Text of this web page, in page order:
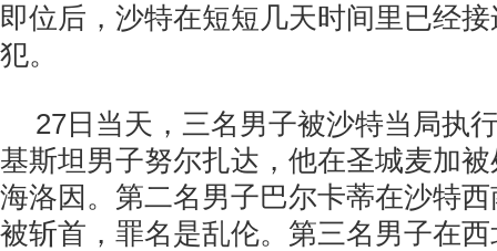
即位后，沙特在短短几天时间里已经
犯。
27日当天，三名男子被沙特当局执
基斯坦男子努尔扎达，他在圣城麦加
海洛因。第二名男子巴尔卡蒂在沙特
被斩首，罪名是乱伦。第三名男子在